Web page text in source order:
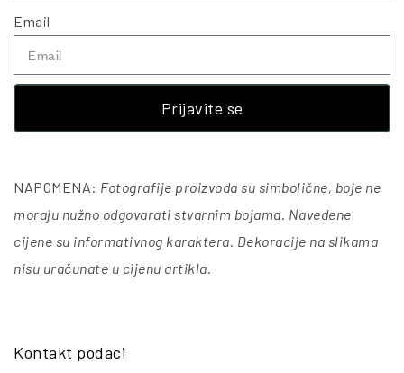
Email
Prijavite se
NAPOMENA: Fotografije proizvoda su simbolične, boje ne
moraju nužno odgovarati stvarnim bojama. Navedene
cijene su informativnog karaktera. Dekoracije na slikama
nisu uračunate u cijenu artikla.
Kontakt podaci